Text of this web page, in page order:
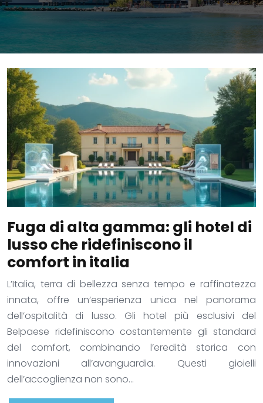
Fuga di alta gamma: gli hotel di
lusso che ridefiniscono il
comfort in italia
L’Italia, terra di bellezza senza tempo e raffinatezza
innata, offre un’esperienza unica nel panorama
dell’ospitalità di lusso. Gli hotel più esclusivi del
Belpaese ridefiniscono costantemente gli standard
del comfort, combinando l’eredità storica con
innovazioni all’avanguardia. Questi gioielli
dell’accoglienza non sono…